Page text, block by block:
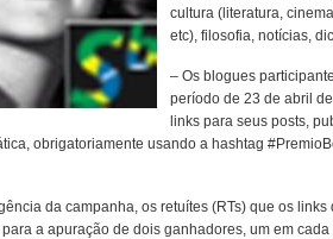
cultura (literatura,
etc), filosofia, notícias,
– Os blogues
período de 23 de abril
links para seus posts,
obrigatoriamente usando a hashtag
da campanha, os retuítes (RTs) que os links
a apuração de dois ganhadores, um em